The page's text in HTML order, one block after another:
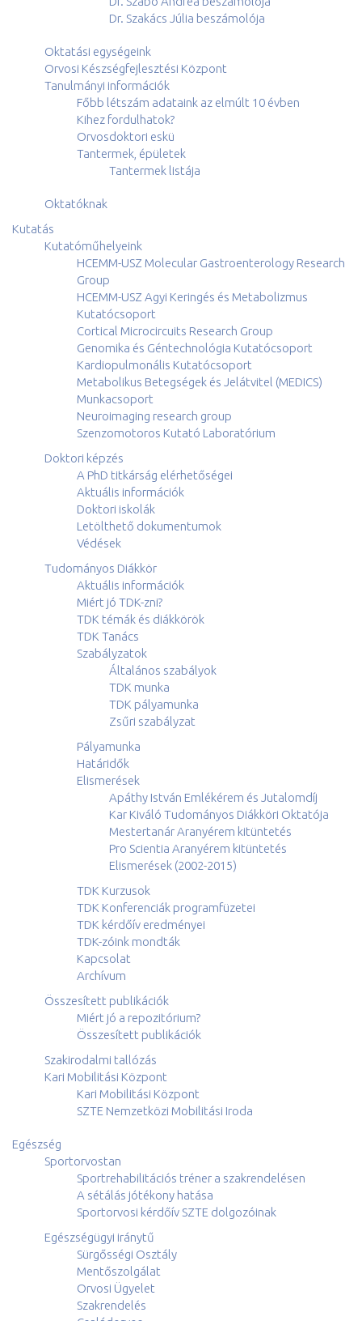
Dr. Szakács Júlia beszámolója
Oktatási egységeink
Orvosi Készségfejlesztési Központ
Tanulmányi információk
Főbb létszám adataink az elmúlt 10 évben
Kihez fordulhatok?
Orvosdoktori eskü
Tantermek, épületek
Tantermek listája
Oktatóknak
Kutatás
Kutatóműhelyeink
HCEMM-USZ Molecular Gastroenterology Research
Group
HCEMM-USZ Agyi Keringés és Metabolizmus
Kutatócsoport
Cortical Microcircuits Research Group
Genomika és Géntechnológia Kutatócsoport
Kardiopulmonális Kutatócsoport
Metabolikus Betegségek és Jelátvitel (MEDICS)
Munkacsoport
Neuroimaging research group
Szenzomotoros Kutató Laboratórium
Doktori képzés
A PhD titkárság elérhetőségei
Aktuális információk
Doktori iskolák
Letölthető dokumentumok
Védések
Tudományos Diákkör
Aktuális információk
Miért jó TDK-zni?
TDK témák és diákkörök
TDK Tanács
Szabályzatok
Általános szabályok
TDK munka
TDK pályamunka
Zsűri szabályzat
Pályamunka
Határidők
Elismerések
Apáthy István Emlékérem és Jutalomdíj
Kar Kiváló Tudományos Diákköri Oktatója
Mestertanár Aranyérem kitüntetés
Pro Scientia Aranyérem kitüntetés
Elismerések (2002-2015)
TDK Kurzusok
TDK Konferenciák programfüzetei
TDK kérdőív eredményei
TDK-zóink mondták
Kapcsolat
Archívum
Összesített publikációk
Miért jó a repozitórium?
Összesített publikációk
Szakirodalmi tallózás
Kari Mobilitási Központ
Kari Mobilitási Központ
SZTE Nemzetközi Mobilitási Iroda
Egészség
Sportorvostan
Sportrehabilitációs tréner a szakrendelésen
A sétálás jótékony hatása
Sportorvosi kérdőív SZTE dolgozóinak
Egészségügyi iránytű
Sürgősségi Osztály
Mentőszolgálat
Orvosi Ügyelet
Szakrendelés